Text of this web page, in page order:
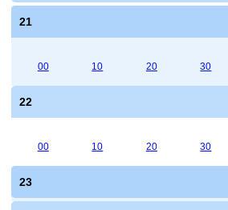
21
00 10 20 30
22
00 10 20 30
23